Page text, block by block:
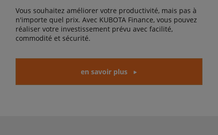
Vous souhaitez améliorer votre productivité, mais pas à
n'importe quel prix. Avec KUBOTA Finance, vous pouvez
réaliser votre investissement prévu avec facilité,
commodité et sécurité.
en savoir plus